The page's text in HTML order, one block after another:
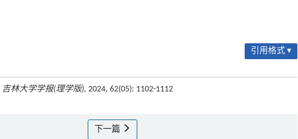
引用格式 ▾
吉林大学学报(理学版), 2024, 62(05): 1102-1112
下一篇